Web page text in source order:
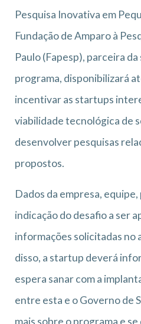
Pesquisa Inovativa em
Fundação de Amparo à
Paulo (Fapesp), parceira
programa, disponibilizará
incentivar as startups
viabilidade tecnológica de
desenvolver pesquisas
propostos.
Dados da empresa,
indicação do desafio a ser
informações solicitadas no
disso, a startup deverá
espera sanar com a
entre esta e o Governo de
mais sobre o programa e